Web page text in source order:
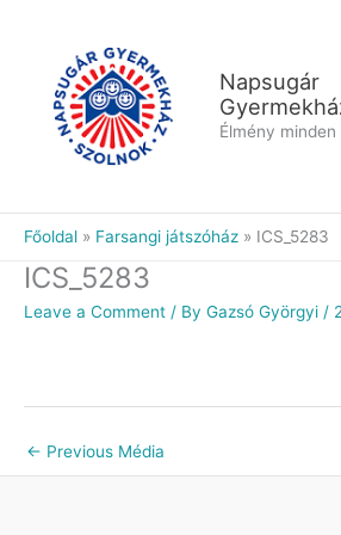
Napsugár
Élmény
Főoldal Farsangi játszóház ICS_5283
ICS_5283
Leave a Comment / By Gazsó Györgyi /
← Previous Média